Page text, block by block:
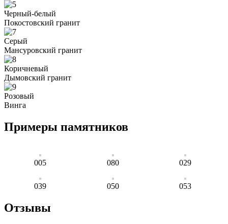
Черный-белый
Покостовский гранит
Серый
Мансуровский гранит
Коричневый
Дымовский гранит
Розовый
Винга
Примеры памятников
005 080 029
039 050 053
Отзывы